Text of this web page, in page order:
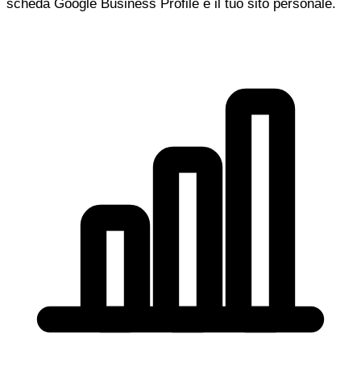
scheda Google Business Profile e il tuo sito personale.